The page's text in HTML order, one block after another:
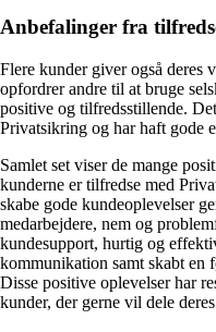
Anbefalinger fra
Flere kunder giver også deres
opfordrer andre til at bruge
positive og tilfredsstillende.
Privatsikring og har haft gode
Samlet set viser de mange
kunderne er tilfredse med
skabe gode kundeoplevelser
medarbejdere, nem og
kundesupport, hurtig og
kommunikation samt skabt en
Disse positive oplevelser har
kunder, der gerne vil dele